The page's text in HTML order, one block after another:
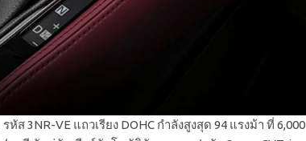
ส 3NR-VE แถวเรียง DOHC กำลังสูงสุด 94 แรงม้า ที่ 6,000